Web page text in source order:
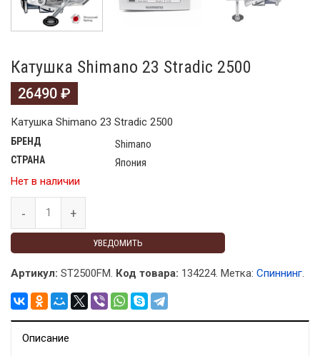
Катушка Shimano 23 Stradic 2500
26490 ₽
Катушка Shimano 23 Stradic 2500
БРЕНД Shimano
СТРАНА
Япония
Нет в наличии
УВЕДОМИТЬ
Артикул: ST2500FM. Код товара: 134224. Метка: Спиннинг.
Описание